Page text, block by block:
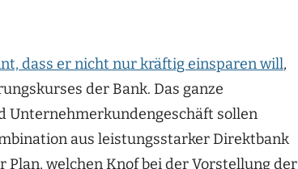
dass er nicht nur kräftig einsparen will,
der Bank. Das ganze
Unternehmerkundengeschäft sollen
aus leistungsstarker Direktbank
welchen Knof bei der Vorstellung der